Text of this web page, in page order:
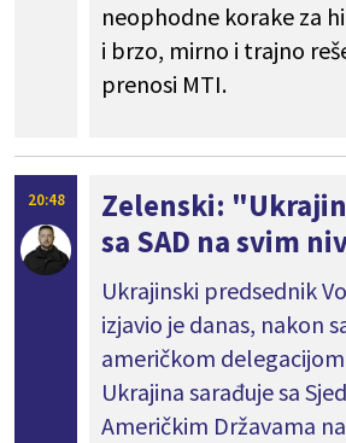
neophodne korake za
i brzo, mirno i trajno
prenosi MTI.
20:48
Zelenski:
sa SAD na svim
Ukrajinski predsednik
izjavio je danas, nakon
američkom delegacijom
Ukrajina sarađuje sa
Američkim Državama